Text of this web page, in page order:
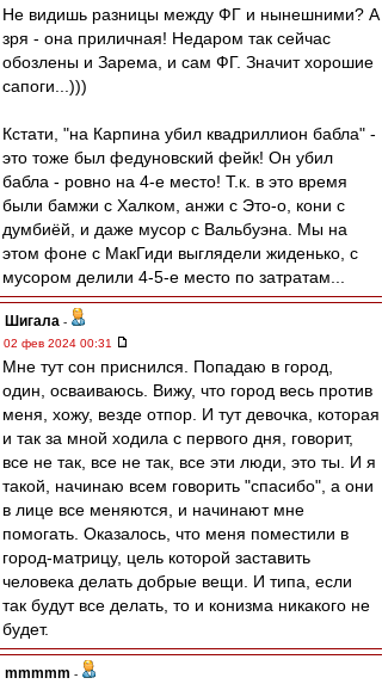
Не видишь разницы между ФГ и нынешними? А
зря - она приличная! Недаром так сейчас
обозлены и Зарема, и сам ФГ. Значит хорошие
сапоги...)))
Кстати, "на Карпина убил квадриллион бабла" -
это тоже был федуновский фейк! Он убил
бабла - ровно на 4-е место! Т.к. в это время
были бамжи с Халком, анжи с Это-о, кони с
думбиёй, и даже мусор с Вальбуэна. Мы на
этом фоне с МакГиди выглядели жиденько, с
мусором делили 4-5-е место по затратам...
Шигала -
02 фев 2024 00:31
Мне тут сон приснился. Попадаю в город,
один, осваиваюсь. Вижу, что город весь против
меня, хожу, везде отпор. И тут девочка, которая
и так за мной ходила с первого дня, говорит,
все не так, все не так, все эти люди, это ты. И я
такой, начинаю всем говорить "спасибо", а они
в лице все меняются, и начинают мне
помогать. Оказалось, что меня поместили в
город-матрицу, цель которой заставить
человека делать добрые вещи. И типа, если
так будут все делать, то и конизма никакого не
будет.
mmmmm -